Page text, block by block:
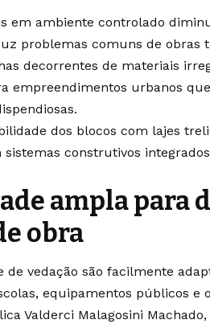
em ambiente controlado
problemas comuns de obras
decorrentes de materiais
empreendimentos urbanos
dos blocos com lajes
construtivos
ampla para
obra
de vedação são facilmente
equipamentos públicos e
Valderci Malagosini